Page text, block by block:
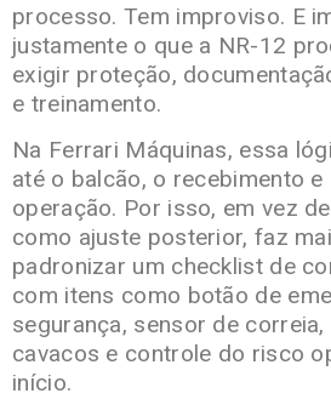
processo. Tem improviso. E
justamente o que a NR-12
exigir proteção,
e treinamento.
Na Ferrari Máquinas, essa
até o balcão, o recebimento e
operação. Por isso, em vez
como ajuste posterior, faz
padronizar um checklist de
com itens como botão de
segurança, sensor de
cavacos e controle do risco
início.